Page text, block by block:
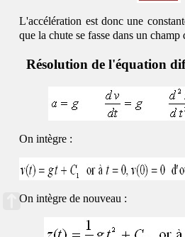
L'accélération est donc une
que la chute se fasse dans un
Résolution de l'équation
On intègre :
On intègre de nouveau :